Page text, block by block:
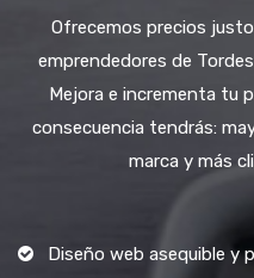
Ofrecemos precios
emprendedores de
Mejora e incrementa tu
consecuencia tendrás:
marca y más
Diseño web asequible y